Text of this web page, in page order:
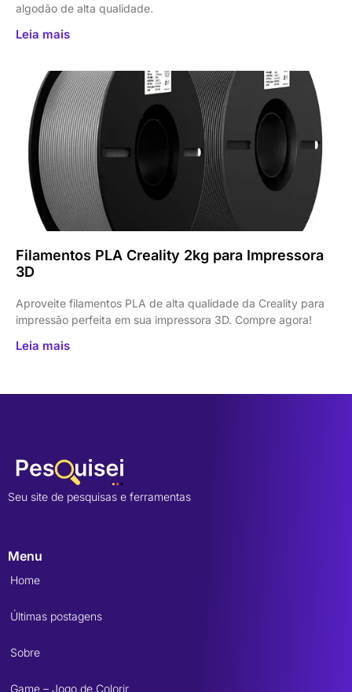
algodão de alta qualidade.
Leia mais
Filamentos PLA Creality 2kg para Impressora
3D
Aproveite filamentos PLA de alta qualidade da Creality para
impressão perfeita em sua impressora 3D. Compre agora!
Leia mais
Seu site de pesquisas e ferramentas
Menu
Home
Últimas postagens
Sobre
Game – Jogo de Colorir